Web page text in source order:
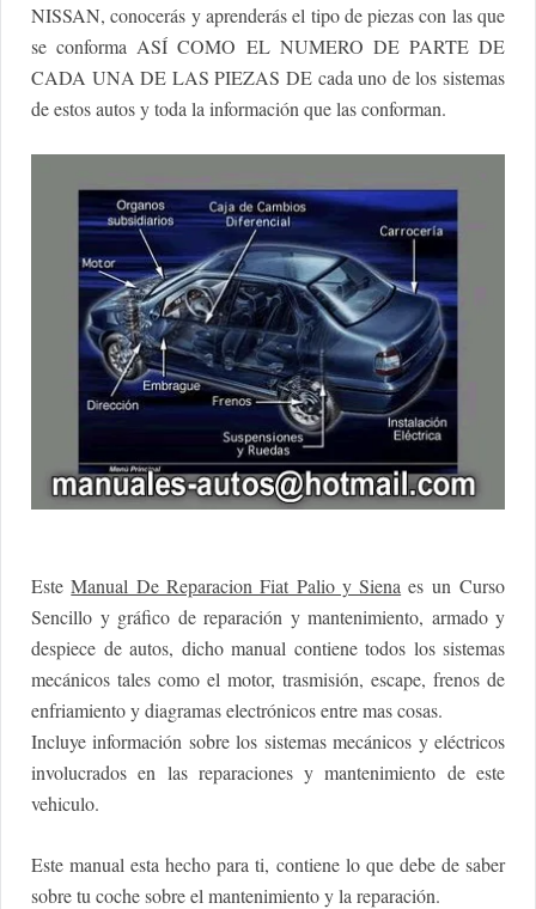
NISSAN, conocerás y aprenderás el tipo de piezas con las que
se conforma ASÍ COMO EL NUMERO DE PARTE DE
CADA UNA DE LAS PIEZAS DE cada uno de los sistemas
de estos autos y toda la información que las conforman.
EsteManual De Reparacion Fiat Palio y Siena es un Curso
Sencillo y gráfico de reparación y mantenimiento, armado y
despiece de autos, dicho manual contiene todos los sistemas
mecánicos tales como el motor, trasmisión, escape, frenos de
enfriamiento y diagramas electrónicos entre mas cosas.
Incluye información sobre los sistemas mecánicos y eléctricos
involucrados en las reparaciones y mantenimiento de este
vehiculo.
Este manual esta hecho para ti, contiene lo que debe de saber
sobre tu coche sobre el mantenimiento y la reparación.